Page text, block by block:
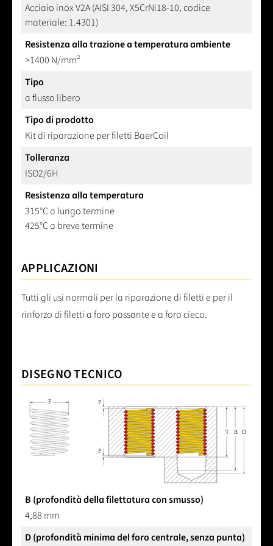
Acciaio inox V2A (AISI 304, X5CrNi18-10, codice
materiale: 1.4301)
Resistenza alla trazione a temperatura ambiente
>1400 N/mm²
Tipo
a flusso libero
Tipo di prodotto
Kit di riparazione per filetti BaerCoil
Tolleranza
ISO2/6H
Resistenza alla temperatura
315°C a lungo termine
425°C a breve termine
APPLICAZIONI
Tutti gli usi normali per la riparazione di filetti e per il
rinforzo di filetti a foro passante e a foro cieco.
DISEGNO TECNICO
B (profondità della filettatura con smusso)
4,88 mm
D (profondità minima del foro centrale, senza punta)